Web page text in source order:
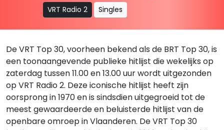
VRT Radio 2 Singles
De VRT Top 30, voorheen bekend als de BRT Top 30, is
een toonaangevende publieke hitlijst die wekelijks op
zaterdag tussen 11.00 en 13.00 uur wordt uitgezonden
op VRT Radio 2. Deze iconische hitlijst heeft zijn
oorsprong in 1970 en is sindsdien uitgegroeid tot de
meest gewaardeerde en beluisterde hitlijst van de
openbare omroep in Vlaanderen. De VRT Top 30